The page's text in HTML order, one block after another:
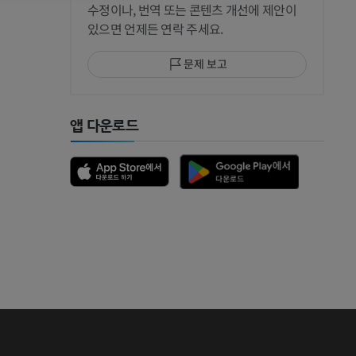
수정이나, 번역 또는 콘텐츠 개선에 제안이
있으면 언제든 연락 주세요.
문제 보고
앱 다운로드